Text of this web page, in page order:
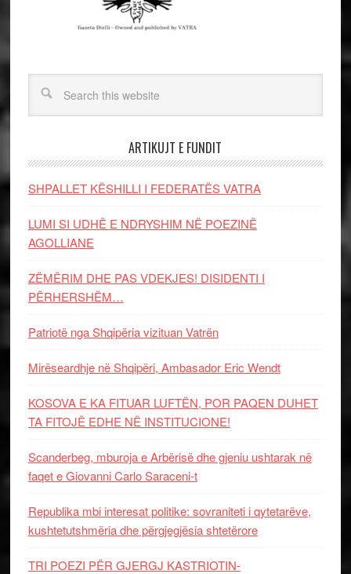
ARTIKUJT E FUNDIT
SHPALLET KËSHILLI I FEDERATËS VATRA
LUMI SI UDHË E NDRYSHIM NË POEZINË
AGOLLIANE
ZËMËRIM DHE PAS VDEKJES! DISIDENTI I
PËRHERSHËM…
Patriotë nga Shqipëria vizituan Vatrën
Mirëseardhje në Shqipëri, Ambasador Eric Wendt
KOSOVA E KA FITUAR LUFTËN, POR PAQEN DUHET
TA FITOJË EDHE NË INSTITUCIONE!
Scanderbeg, mburoja e Arbërisë dhe gjeniu ushtarak në
faqet e Giovanni Carlo Saraceni-t
Republika mbi interesat politike: sovraniteti i qytetarëve,
kushtetutshmëria dhe përgjegjësia shtetërore
TRI POEZI PËR GJERGJ KASTRIOTIN-